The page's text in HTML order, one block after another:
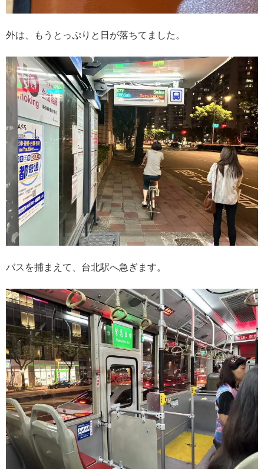
外は、もうとっぷりと日が落ちてました。
バスを捕まえて、台北駅へ急ぎます。